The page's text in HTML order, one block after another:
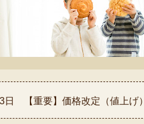
日 【重要】価格改定（値上げ
日 【重要】熊本県熊本地方を